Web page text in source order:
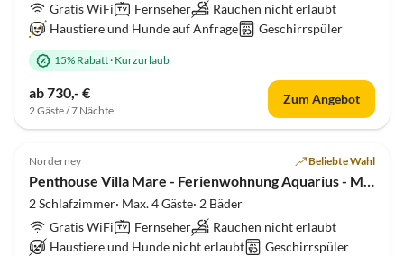
Gratis WiFi
Fernseher
Rauchen nicht erlaubt
Haustiere und Hunde auf Anfrage
Geschirrspüler
15% Rabatt· Kurzurlaub
ab 730,- €
2 Gäste / 7 Nächte
Zum Angebot
5.0 (2)
Norderney Beliebte Wahl
Penthouse Villa Mare - Ferienwohnung Aquarius - Meerblick
2 Schlafzimmer· Max. 4 Gäste· 2 Bäder
Gratis WiFi
Fernseher
Rauchen nicht erlaubt
Haustiere und Hunde nicht erlaubt
Geschirrspüler